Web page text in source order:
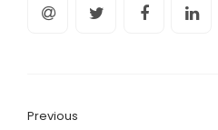
Previous